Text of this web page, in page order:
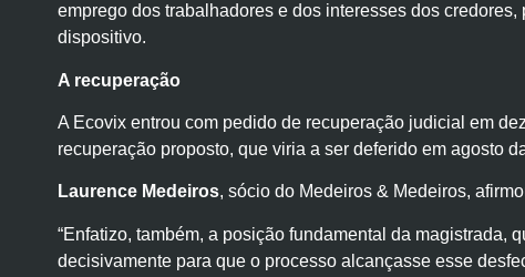
emprego dos trabalhadores e dos interesses dos
dispositivo.
A recuperação
A Ecovix entrou com pedido de recuperação judicial em
recuperação proposto, que viria a ser deferido em agosto
Laurence Medeiros, sócio do Medeiros & Medeiros,
“Enfatizo, também, a posição fundamental da magistrada,
decisivamente para que o processo alcançasse esse